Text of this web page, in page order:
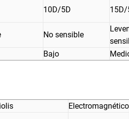
10D/5D 15D/
No sensible
Bajo
Electromagnético